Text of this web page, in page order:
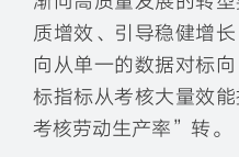
质增效、引导稳健增
向从单一的数据对标
标指标从考核大量效
考核劳动生产率”转。